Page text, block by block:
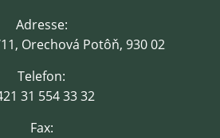
Adresse:
Orechová Potôň, 930 02
Telefon:
31 554 33 32
Fax: